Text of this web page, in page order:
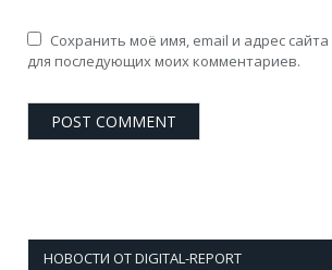
Сохранить моё имя, email и адрес
для последующих моих комментариев.
НОВОСТИ ОТ DIGITAL-REPORT